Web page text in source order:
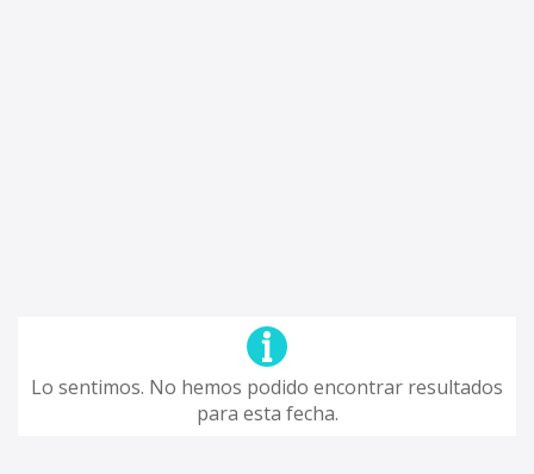
Lo sentimos. No hemos podido encontrar resultados
para esta fecha.